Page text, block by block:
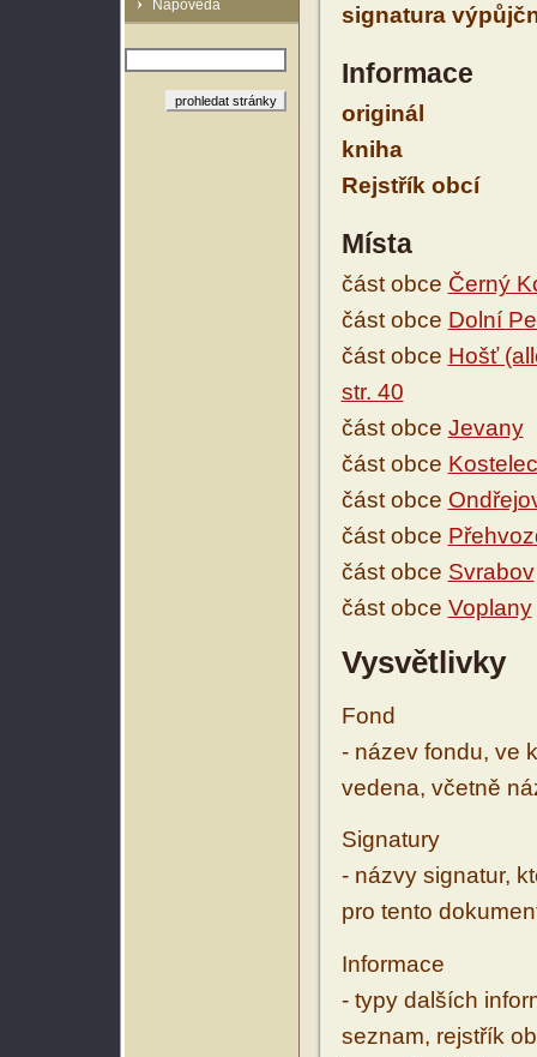
Nápověda
signatura
Informace
originál
kniha
Rejstřík obcí
Místa
část obce Černý
část obce Dolní
část obce Hošť
str. 40
část obce Jevany
část obce Kostelec
část obce
část obce
část obce Svrabov
část obce Voplany
Vysvětlivky
Fond
- název fondu, ve
vedena, včetně
Signatury
- názvy signatur,
pro tento
Informace
- typy dalších
seznam, rejstřík